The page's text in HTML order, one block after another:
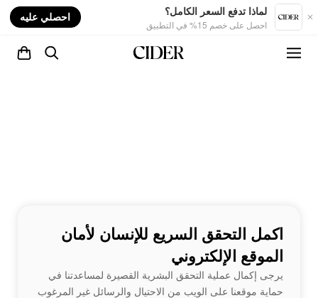
لماذا تدفع السعر الكامل؟
احصل على خصم 15% في التطبيق
احصلي عليه
اكمل التحقق السريع للإنسان لأمان
الموقع الإلكتروني
يرجى إكمال عملية التحقق البشرية القصيرة لمساعدتنا في
حماية موقعنا على الويب من الاحتيال والرسائل غير المرغوب